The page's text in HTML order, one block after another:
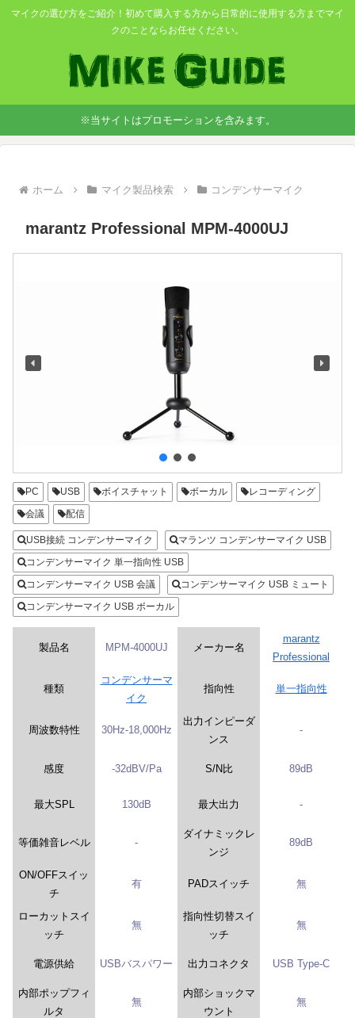
マイクの選び方をご紹介！初めて購入する方から日常的に使用する方までマイ
クのことならお任せください。
※当サイトはプロモーションを含みます。
ホーム マイク製品検索 コンデンサーマイク
marantz Professional MPM-4000UJ
PC USB ボイスチャット ボーカル
レコーディング
会議
配信
USB接続 コンデンサーマイク
マランツ コンデンサーマイク USB
コンデンサーマイク 単一指向性 USB
コンデンサーマイク USB 会議
コンデンサーマイク USB ミュート
コンデンサーマイク USB ボーカル
製品名 MPM-4000UJ メーカー名
marantz
Professional
種類
コンデンサーマ
イク
指向性 単一指向性
周波数特性 30Hz-18,000Hz
出力インピーダ
ンス
-
感度 -32dBV/Pa S/N比 89dB
最大SPL 130dB 最大出力 -
等価雑音レベル -
ダイナミックレ
ンジ
89dB
ON/OFFスイッ
チ
有 PADスイッチ 無
ローカットスイ
ッチ
無
指向性切替スイ
ッチ
無
電源供給 USBバスパワー 出力コネクタ USB Type-C
内部ポップフィ
ルタ
無
内部ショックマ
ウント
無